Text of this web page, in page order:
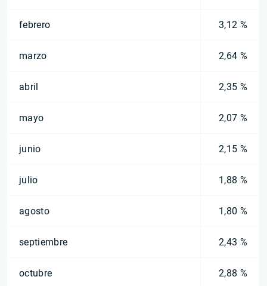
febrero 3,12 %
marzo 2,64 %
abril 2,35 %
mayo 2,07 %
junio 2,15 %
julio 1,88 %
agosto 1,80 %
septiembre 2,43 %
octubre 2,88 %